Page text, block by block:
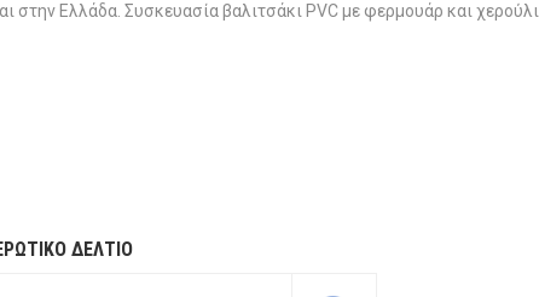
Ελλάδα. Συσκευασία βαλιτσάκι PVC με φερμουάρ και χερούλι.
ΔΕΛΤΊΟ